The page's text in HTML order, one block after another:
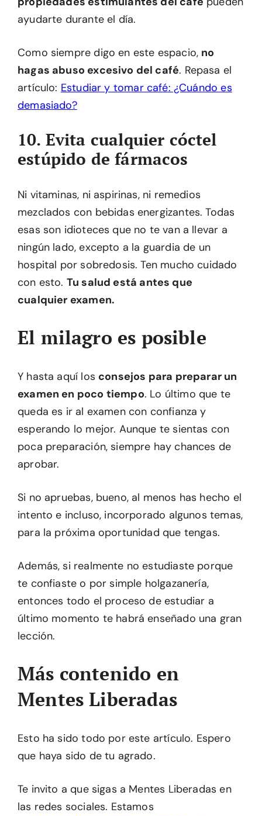
ayudarte durante el día.
Como siempre digo en este espacio, no
hagas abuso excesivo del café. Repasa el
artículo: Estudiar y tomar café: ¿Cuándo es
demasiado?
10. Evita cualquier cóctel
estúpido de fármacos
Ni vitaminas, ni aspirinas, ni remedios
mezclados con bebidas energizantes. Todas
esas son idioteces que no te van a llevar a
ningún lado, excepto a la guardia de un
hospital por sobredosis. Ten mucho cuidado
con esto. Tu salud está antes que
cualquier examen.
El milagro es posible
Y hasta aquí los consejos para preparar un
examen en poco tiempo. Lo último que te
queda es ir al examen con confianza y
esperando lo mejor. Aunque te sientas con
poca preparación, siempre hay chances de
aprobar.
Si no apruebas, bueno, al menos has hecho el
intento e incluso, incorporado algunos temas,
para la próxima oportunidad que tengas.
Además, si realmente no estudiaste porque
te confiaste o por simple holgazanería,
entonces todo el proceso de estudiar a
último momento te habrá enseñado una gran
lección.
Más contenido en
Mentes Liberadas
Esto ha sido todo por este artículo. Espero
que haya sido de tu agrado.
Te invito a que sigas a Mentes Liberadas en
las redes sociales. Estamos